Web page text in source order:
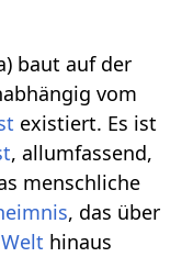
baut auf der
vom
existiert. Es ist
, allumfassend,
menschliche
, das über
Welt hinaus